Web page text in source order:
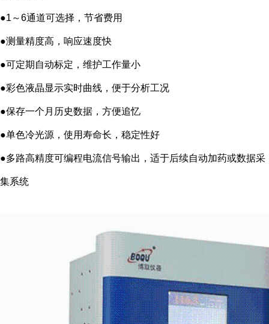
●1 ～6通道可选择，节省费用
●测量精度高，响应速度快
●可定期自动标定，维护工作量小
●彩色液晶显示实时曲线，便于分析工况
●保存一个月历史数据，方便追忆
●单色冷光源，使用寿命长，稳定性好
●多路高精度可编程电流信号输出，适于后续自动加药或数据采
集系统